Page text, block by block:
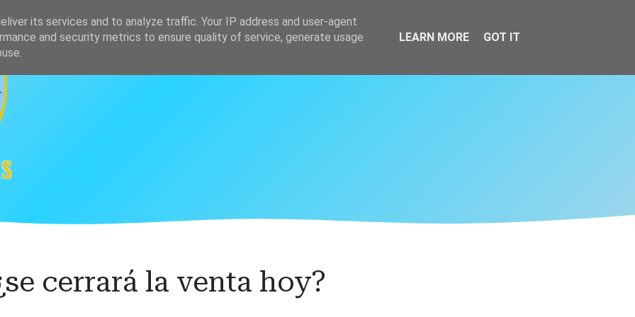
Clasificación
cerrará la venta hoy?
its services and to analyze traffic. Your IP address and user-agent
and security metrics to ensure quality of service, generate usage
LEARN MORE GOT IT